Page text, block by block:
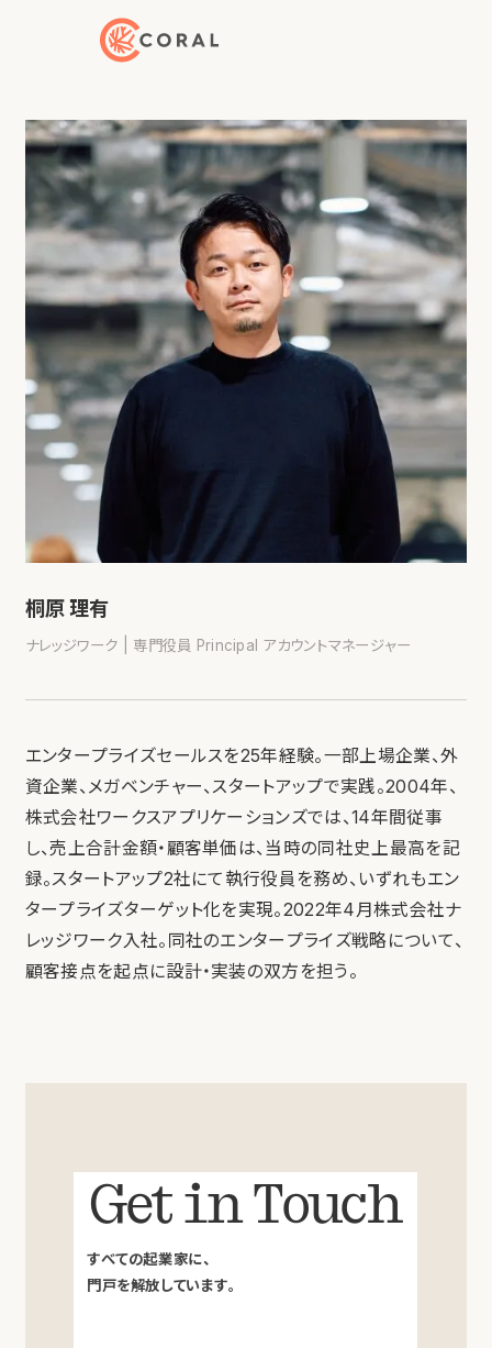
トップページへ戻る
桐原 理有
ナレッジワーク | 専門役員 Principal アカウントマネージャー
エンタープライズセールスを25年経験。一部上場企業、外
資企業、メガベンチャー、スタートアップで実践。2004年、
株式会社ワークスアプリケーションズでは、14年間従事
し、売上合計金額・顧客単価は、当時の同社史上最高を記
録。スタートアップ2社にて執行役員を務め、いずれもエン
タープライズターゲット化を実現。2022年4月株式会社ナ
レッジワーク入社。同社のエンタープライズ戦略について、
顧客接点を起点に設計・実装の双方を担う。
Get in Touch
すべての起業家に、
門戸を解放しています。